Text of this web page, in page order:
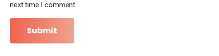
next time I comment.